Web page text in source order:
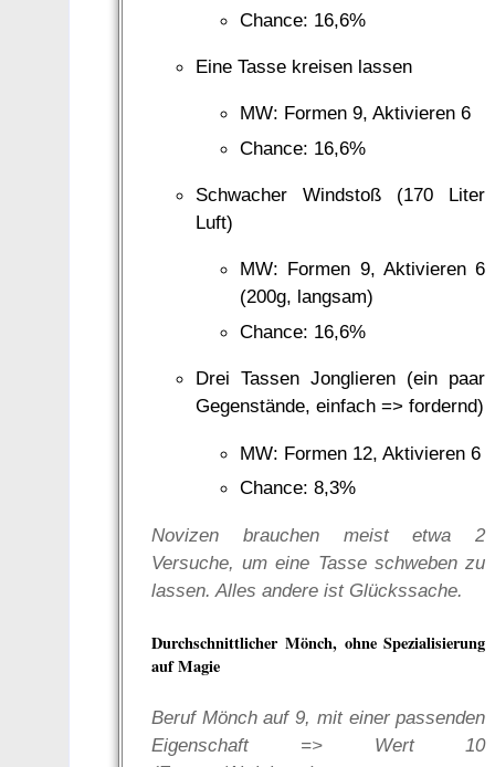
Chance: 16,6%
Eine Tasse kreisen lassen
MW: Formen 9, Aktivieren 6
Chance: 16,6%
Schwacher Windstoß (170 Liter
Luft)
MW: Formen 9, Aktivieren 6
(200g, langsam)
Chance: 16,6%
Drei Tassen Jonglieren (ein paar
Gegenstände, einfach => fordernd)
MW: Formen 12, Aktivieren 6
Chance: 8,3%
Novizen brauchen meist etwa 2
Versuche, um eine Tasse schweben zu
lassen. Alles andere ist Glückssache.
Durchschnittlicher Mönch, ohne Spezialisierung
auf Magie
Beruf Mönch auf 9, mit einer passenden
Eigenschaft => Wert 10